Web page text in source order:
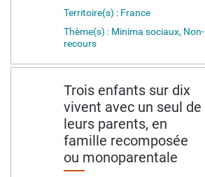
Territoire(s) : France
Thème(s) : Minima sociaux, Non-
recours
Trois enfants sur dix
vivent avec un seul de
leurs parents, en
famille recomposée
ou monoparentale